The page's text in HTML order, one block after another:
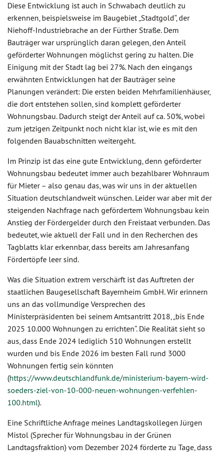
Diese Entwicklung ist auch in Schwabach deutlich zu
erkennen, beispielsweise im Baugebiet „Stadtgold“, der
Niehoff-Industriebrache an der Fürther Straße. Dem
Bauträger war ursprünglich daran gelegen, den Anteil
geförderter Wohnungen möglichst gering zu halten. Die
Einigung mit der Stadt lag bei 27%. Nach den eingangs
erwähnten Entwicklungen hat der Bauträger seine
Planungen verändert: Die ersten beiden Mehrfamilienhäuser,
die dort entstehen sollen, sind komplett geförderter
Wohnungsbau. Dadurch steigt der Anteil auf ca. 50%, wobei
zum jetzigen Zeitpunkt noch nicht klar ist, wie es mit den
folgenden Bauabschnitten weitergeht.
Im Prinzip ist das eine gute Entwicklung, denn geförderter
Wohnungsbau bedeutet immer auch bezahlbarer Wohnraum
für Mieter – also genau das, was wir uns in der aktuellen
Situation deutschlandweit wünschen. Leider war aber mit der
steigenden Nachfrage nach gefördertem Wohnungsbau kein
Anstieg der Fördergelder durch den Freistaat verbunden. Das
bedeutet, wie aktuell der Fall und in den Recherchen des
Tagblatts klar erkennbar, dass bereits am Jahresanfang
Fördertöpfe leer sind.
Was die Situation extrem verschärft ist das Auftreten der
staatlichen Baugesellschaft Bayernheim GmbH. Wir erinnern
uns an das vollmundige Versprechen des
Ministerpräsidenten bei seinem Amtsantritt 2018, „bis Ende
2025 10.000 Wohnungen zu errichten“. Die Realität sieht so
aus, dass Ende 2024 lediglich 510 Wohnungen erstellt
wurden und bis Ende 2026 im besten Fall rund 3000
Wohnungen fertig sein könnten
(https://www.deutschlandfunk.de/ministerium-bayern-wird-
soeders-ziel-von-10-000-neuen-wohnungen-verfehlen-
100.html).
Eine Schriftliche Anfrage meines Landtagskollegen Jürgen
Mistol (Sprecher für Wohnungsbau in der Grünen
Landtagsfraktion) vom Dezember 2024 förderte zu Tage, dass